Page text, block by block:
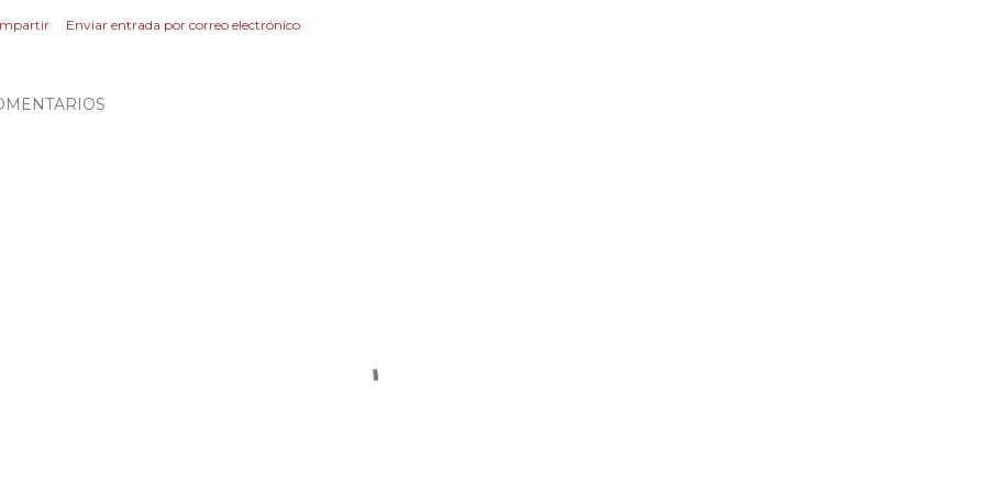
Enviar entrada por correo electrónico